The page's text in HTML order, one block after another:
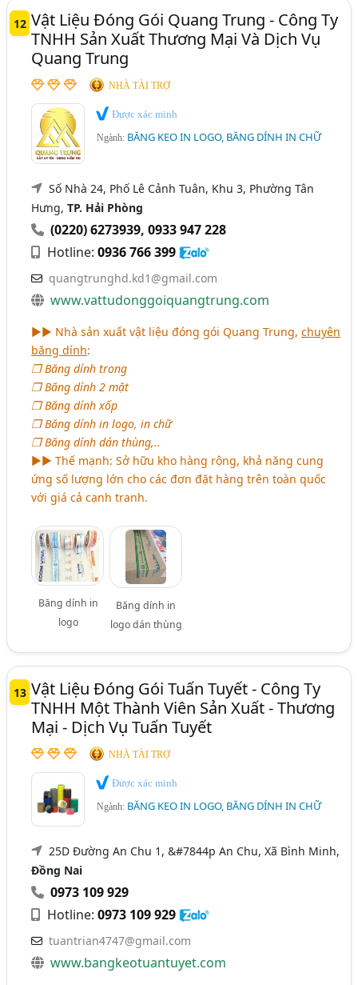
12 Vật Liệu Đóng Gói Quang Trung - Công Ty
TNHH Sản Xuất Thương Mại Và Dịch Vụ
Quang Trung
NHÀ TÀI TRỢ
Được xác minh
Ngành: BĂNG KEO IN LOGO, BĂNG DÍNH IN CHỮ
Số Nhà 24, Phố Lê Cảnh Tuân, Khu 3, Phường Tân
Hưng,TP. Hải Phòng
(0220) 6273939,0933 947 228
Hotline:0936 766 399
quangtrunghd.kd1@gmail.com
www.vattudonggoiquangtrung.com
►► Nhà sản xuất vật liệu đóng gói Quang Trung,chuyên
băng dính:
❒ Băng dính trong
❒ Băng dính 2 mặt
❒ Băng dính xốp
❒ Băng dính in logo, in chữ
❒ Băng dính dán thùng,..
►► Thế mạnh: Sở hữu kho hàng rộng, khả năng cung
ứng số lượng lớn cho các đơn đặt hàng trên toàn quốc
với giá cả cạnh tranh.
Băng dính in
logo
Băng dính in
logo dán thùng
13 Vật Liệu Đóng Gói Tuấn Tuyết - Công Ty
TNHH Một Thành Viên Sản Xuất - Thương
Mại - Dịch Vụ Tuấn Tuyết
NHÀ TÀI TRỢ
Được xác minh
Ngành: BĂNG KEO IN LOGO, BĂNG DÍNH IN CHỮ
25D Đường An Chu 1, &#7844p An Chu, Xã Bình Minh,
Đồng Nai
0973 109 929
Hotline:0973 109 929
tuantrian4747@gmail.com
www.bangkeotuantuyet.com